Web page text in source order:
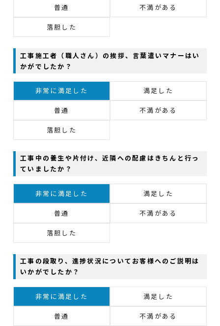
普通 不満がある
落胆した
工事施工者（職人さん）の挨拶、言葉遣いマナーはい
かがでしたか？
非常に満足した 満足した
普通 不満がある
落胆した
工事中の養生や片付け、近隣への配慮はきちんと行っ
ていましたか？
非常に満足した 満足した
普通 不満がある
落胆した
工事の段取り、進捗状況についてお客様へのご説明は
いかがでしたか？
非常に満足した 満足した
普通 不満がある